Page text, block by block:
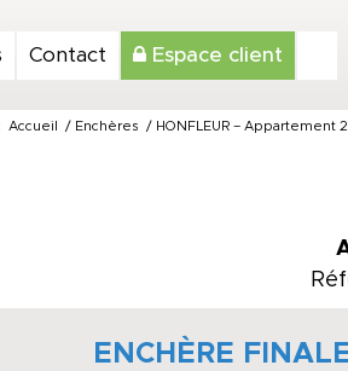
Contact Espace client
Accueil / Enchères / HONFLEUR – Appartement
ENCHÈRE